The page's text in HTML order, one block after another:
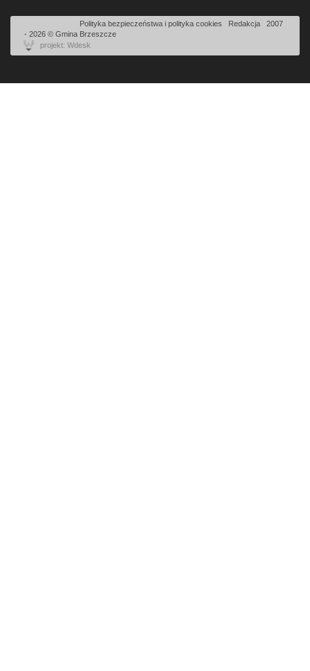
Polityka bezpieczeństwa i polityka cookies Redakcja
2007
- 2026 © Gmina Brzeszcze
projekt: Wdesk